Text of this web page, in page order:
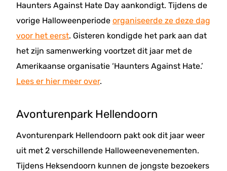
Haunters Against Hate Day aankondigt. Tijdens de
vorige Halloweenperiode organiseerde ze deze dag
voor het eerst. Gisteren kondigde het park aan dat
het zijn samenwerking voortzet dit jaar met de
Amerikaanse organisatie ‘Haunters Against Hate.’
Lees er hier meer over.
Avonturenpark Hellendoorn
Avonturenpark Hellendoorn pakt ook dit jaar weer
uit met 2 verschillende Halloweenevenementen.
Tijdens Heksendoorn kunnen de jongste bezoekers